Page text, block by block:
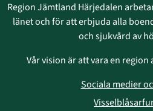
Region Jämtland Härjedalen
länet och för att erbjuda alla
och sjukvård av
Vår vision är att vara en region
Sociala medier